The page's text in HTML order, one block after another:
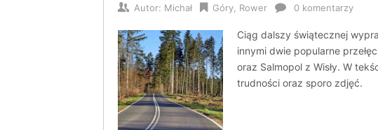
Autor: Michał Góry Rower 0 komentarzy
Ciąg dalszy świątecznej
innymi dwie popularne
oraz Salmopol z Wisły. W
trudności oraz sporo zdjęć.